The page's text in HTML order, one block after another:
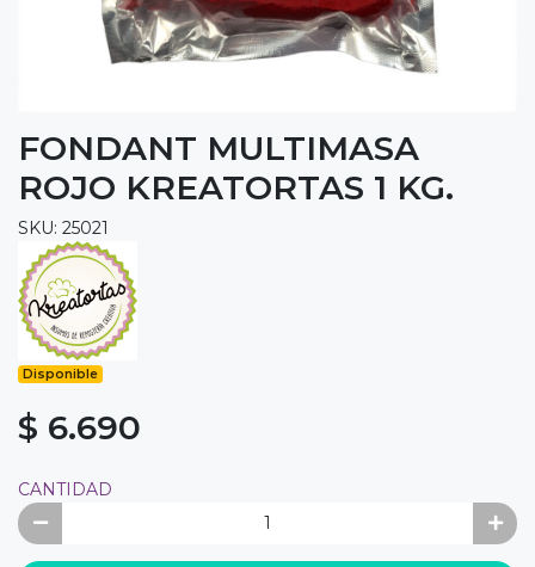
FONDANT MULTIMASA
ROJO KREATORTAS 1 KG.
SKU: 25021
Disponible
$ 6.690
CANTIDAD